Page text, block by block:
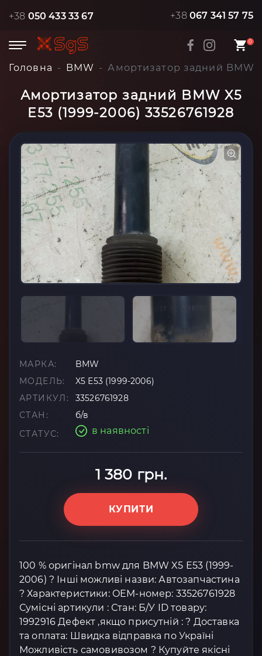
+38 050 433 33 67 +38 067 341 57 75
0
Головна BMW Амортизатор задний BMW
Амортизатор задний BMW X5
E53 (1999-2006) 33526761928
МАРКА:
BMW
МОДЕЛЬ:
X5 E53 (1999-2006)
АРТИКУЛ:
33526761928
СТАН:
б/в
СТАТУС:
в наявності
1 380 грн.
КУПИТИ
100 % оригінал bmw для BMW X5 E53 (1999-
2006) ? Інші можливі назви: Автозапчастина
? Характеристики: OEM-номер: 33526761928
Сумісні артикули : Стан: Б/У ID товару:
1992916 Дефект ,якщо присутній : ? Доставка
та оплата: Швидка відправка по Україні
Можливість самовивозом ? Купуйте якісні